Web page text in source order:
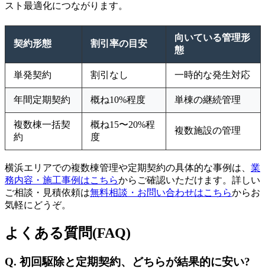
スト最適化につながります。
契約形態 割引率の目安
向いている管理形
態
単発契約 割引なし 一時的な発生対応
年間定期契約 概ね10%程度 単棟の継続管理
複数棟一括契
約
概ね15〜20%程
度
複数施設の管理
横浜エリアでの複数棟管理や定期契約の具体的な事例は、 業
務内容・施工事例はこちらからご確認いただけます。詳しい
ご相談・見積依頼は無料相談・お問い合わせはこちらからお
気軽にどうぞ。
よくある質問(FAQ)
Q. 初回駆除と定期契約、どちらが結果的に安い?